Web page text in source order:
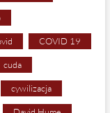
COVID 19
cuda
cywilizacja